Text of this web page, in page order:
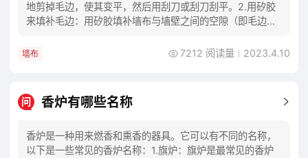
地剪掉毛边，使其变平，然后用刮刀或刮刀刮平。2.用矽胶
来填补毛边：用矽胶填补墙布与墙壁之间的空隙（即毛边
墙布 7212 阅读量 2023.4.10
问 香炉有哪些名称
香炉是一种用来燃香和熏香的器具。它可以有不同的名称，
以下是一些常见的香炉名称：1.旗炉：旗炉是最常见的香炉